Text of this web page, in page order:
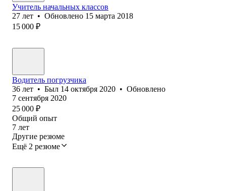
Учитель начальных классов
27 лет • Обновлено 15 марта 2018
15 000 ₽
Водитель погрузчика
36 лет • Был 14 октября 2020 • Обновлено
7 сентября 2020
25 000 ₽
Общий опыт
7 лет
Другие резюме
Ещё 2 резюме